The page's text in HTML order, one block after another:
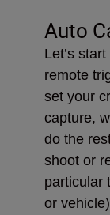
Auto
Let’s
remote
set your
capture,
do the
shoot or
particular
or